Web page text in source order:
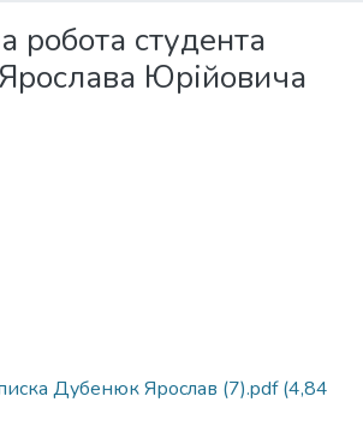
робота студента
Юрійовича
Дубенюк Ярослав (7).pdf(4,84